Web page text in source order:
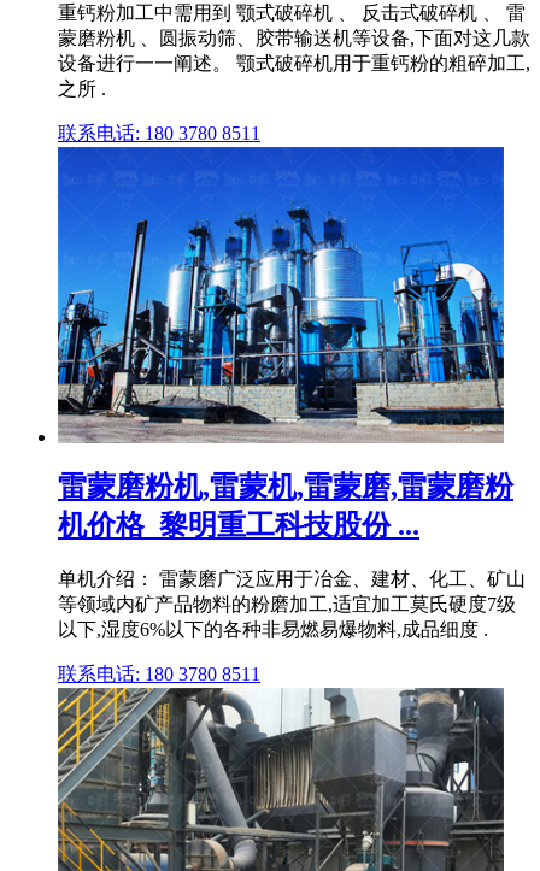
重钙粉加工中需用到 颚式破碎机 、 反击式破碎机 、 雷
蒙磨粉机 、圆振动筛、胶带输送机等设备,下面对这几款
设备进行一一阐述。 颚式破碎机用于重钙粉的粗碎加工,
之所 .
联系电话: 180 3780 8511
雷蒙磨粉机,雷蒙机,雷蒙磨,雷蒙磨粉
机价格_黎明重工科技股份 ...
单机介绍： 雷蒙磨广泛应用于冶金、建材、化工、矿山
等领域内矿产品物料的粉磨加工,适宜加工莫氏硬度7级
以下,湿度6%以下的各种非易燃易爆物料,成品细度 .
联系电话: 180 3780 8511